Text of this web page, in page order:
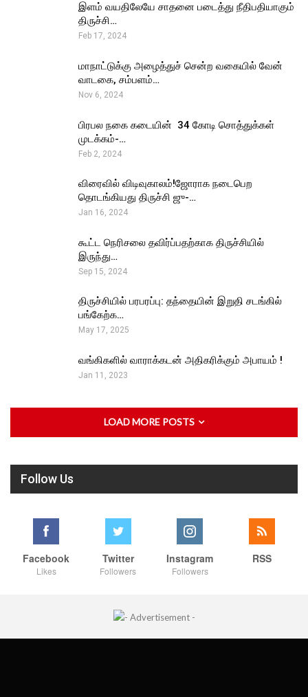
இளம் வயதிலேயே சாதனை படைத்து நீதிபதியாகும்
திருச்சி…
Feb 17, 2024
மாநாட்டுக்கு அழைத்துச் சென்ற வகையில் வேன்
வாடகை, சம்பளம்…
Nov 6, 2024
பிரபல நகை கடையின் ₹ 34 கோடி சொத்துக்கள்
முடக்கம்-…
Feb 2, 2024
விரைவில் விடிவுகாலம்!ஜோராக நடைபெற
தொடங்கியது திருச்சி ஜு-…
Jan 16, 2024
கூட்ட நெரிசலை தவிர்ப்பதற்காக திருச்சியில்
இருந்து…
Sep 15, 2024
திருச்சியில் பரபரப்பு: தந்தையின் இறுதி சடங்கில்
பங்கேற்க…
May 17, 2025
வங்கிகளில் வாராக்கடன் அதிகரிக்கும் அபாயம் !
Jan 11, 2023
LOAD MORE POSTS
Follow Us
Facebook
Likes
Twitter
Followers
Instagram
Followers
RSS